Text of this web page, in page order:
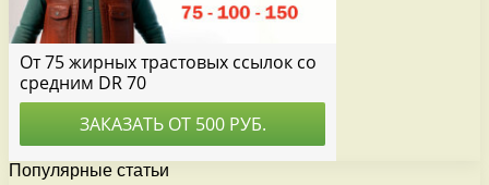
Популярные статьи